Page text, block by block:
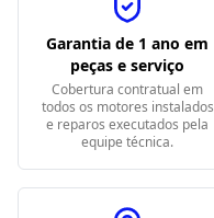
Garantia de 1 ano em
peças e serviço
Cobertura contratual em
todos os motores instalados
e reparos executados pela
equipe técnica.